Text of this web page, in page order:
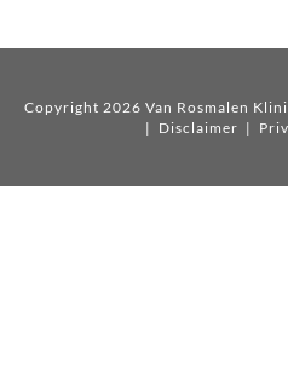
Copyright 2026 Van Rosmalen
| Disclaimer |